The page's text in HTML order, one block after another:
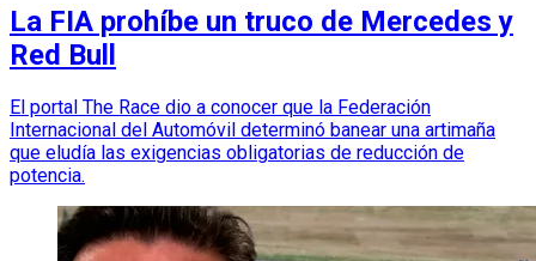
La FIA prohíbe un truco de Mercedes y
Red Bull
El portal The Race dio a conocer que la Federación
Internacional del Automóvil determinó banear una artimaña
que eludía las exigencias obligatorias de reducción de
potencia.